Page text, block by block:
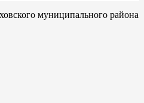
муниципального района